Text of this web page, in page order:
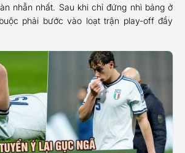
nhẫn nhất. Sau khi chỉ đứng nhì bảng ở
phải bước vào loạt trận play-off đầy